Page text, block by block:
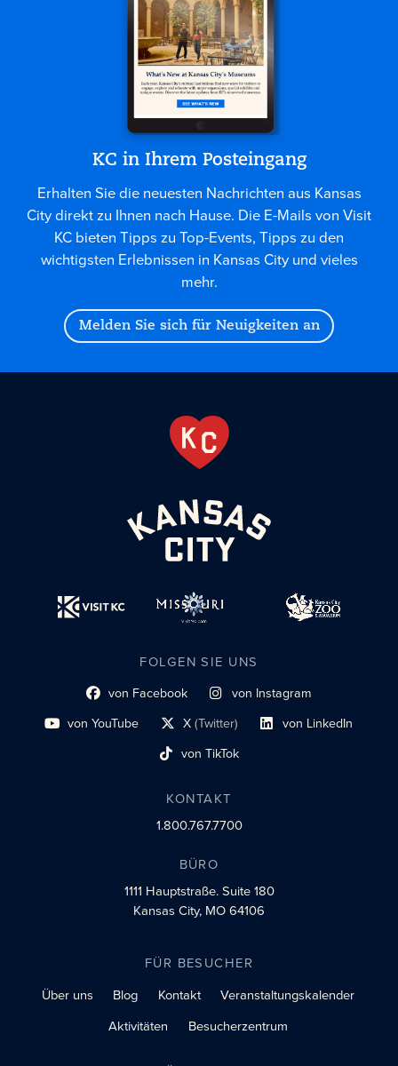
KC in Ihrem Posteingang
Erhalten Sie die neuesten Nachrichten aus Kansas
City direkt zu Ihnen nach Hause. Die E-Mails von Visit
KC bieten Tipps zu Top-Events, Tipps zu den
wichtigsten Erlebnissen in Kansas City und vieles
mehr.
Melden Sie sich für Neuigkeiten an
FOLGEN SIE UNS
Link zum sozialen Profil
von Facebook Link zum sozialen Profil
von Instagram
Link zum sozialen Profil
von YouTube X(Twitter)
Social-Profil-Link Link zum sozialen Profil
von LinkedIn
Link zum sozialen Profil
von TikTok
KONTAKT
1.800.767.7700
BÜRO
1111 Hauptstraße.Suite 180
Kansas City, MO 64106
FÜR BESUCHER
Über uns
Blog Kontakt
Veranstaltungskalender
Aktivitäten
Besucherzentrum